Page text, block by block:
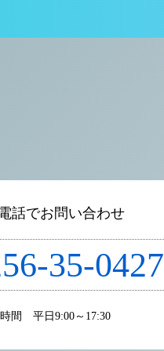
話でお問い合わせ
35-0427
間 平日9:00～17:30